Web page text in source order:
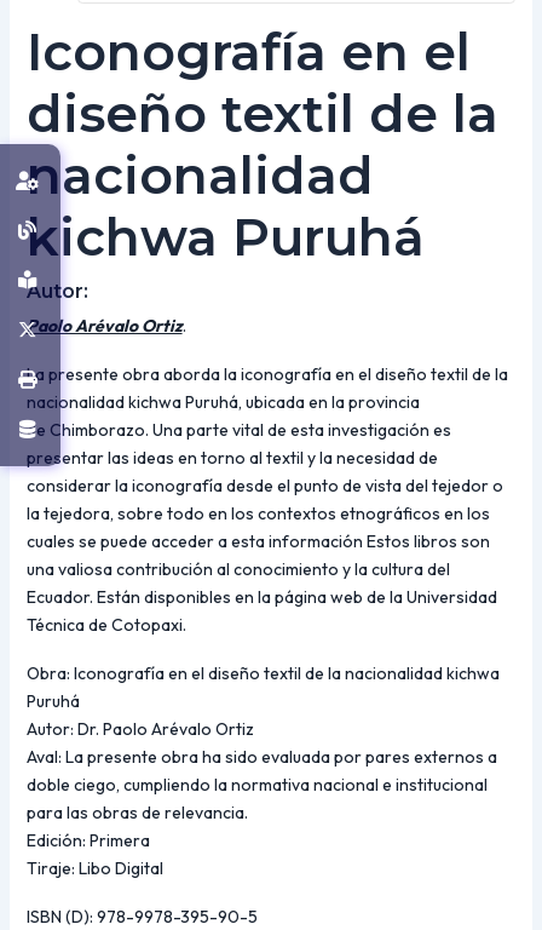
Iconografía en el
diseño textil de la
nacionalidad
kichwa Puruhá
Autor:
Paolo Arévalo Ortiz.
La presente obra aborda la iconografía en el diseño textil de la
nacionalidad kichwa Puruhá, ubicada en la provincia
de Chimborazo. Una parte vital de esta investigación es
presentar las ideas en torno al textil y la necesidad de
considerar la iconografía desde el punto de vista del tejedor o
la tejedora, sobre todo en los contextos etnográficos en los
cuales se puede acceder a esta información Estos libros son
una valiosa contribución al conocimiento y la cultura del
Ecuador. Están disponibles en la página web de la Universidad
Técnica de Cotopaxi.
Obra: Iconografía en el diseño textil de la nacionalidad kichwa
Puruhá
Autor: Dr. Paolo Arévalo Ortiz
Aval: La presente obra ha sido evaluada por pares externos a
doble ciego, cumpliendo la normativa nacional e institucional
para las obras de relevancia.
Edición: Primera
Tiraje: Libo Digital
ISBN (D): 978-9978-395-90-5